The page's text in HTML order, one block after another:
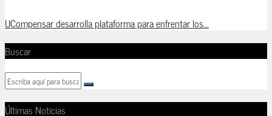
UCompensar desarrolla plataforma para enfrentar los...
Buscar
Últimas Noticias